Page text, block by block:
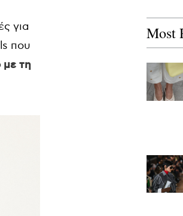
για
που
με τη
Most